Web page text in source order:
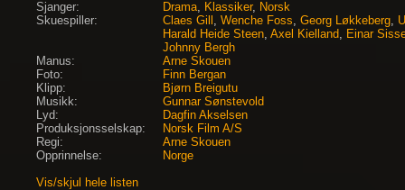
Sjanger: Drama, Klassiker, Norsk
Skuespiller:
Claes Gill , Wenche Foss, Georg Løkkeberg,
Harald Heide Steen, Axel Kielland, Einar
Johnny Bergh
Manus:
Arne Skouen
Foto:
Finn Bergan
Klipp:
Bjørn Breigutu
Musikk:
Gunnar Sønstevold
Lyd:
Dagfin Akselsen
Produksjonsselskap:
Norsk Film A/S
Regi:
Arne Skouen
Opprinnelse:
Norge
Vis/skjul hele listen